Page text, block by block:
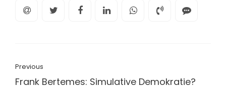
Previous
Frank Bertemes: Simulative Demokratie?